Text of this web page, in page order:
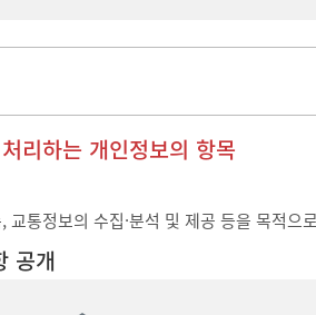
리하는 개인정보의 항목
통정보의 수집·분석 및 제공 등을 목적으
공개